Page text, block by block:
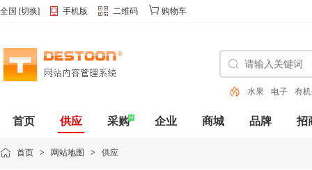
全国 [切换] 手机版 二维码 购物车
水果 电子 有
首页 供应 采购 企业 商城 品牌 招
动态
首页 > 网站地图 > 供应